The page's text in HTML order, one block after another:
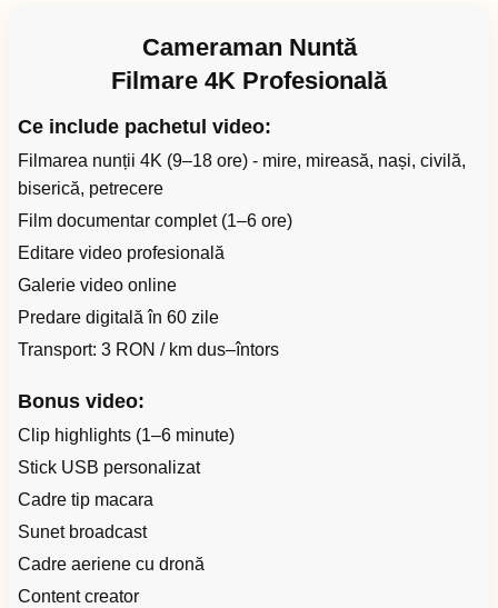
Cameraman Nuntă
Filmare 4K Profesională
Ce include pachetul video:
Filmarea nunții 4K (9–18 ore) - mire, mireasă, nași, civilă,
biserică, petrecere
Film documentar complet (1–6 ore)
Editare video profesională
Galerie video online
Predare digitală în 60 zile
Transport: 3 RON / km dus–întors
Bonus video:
Clip highlights (1–6 minute)
Stick USB personalizat
Cadre tip macara
Sunet broadcast
Cadre aeriene cu dronă
Content creator